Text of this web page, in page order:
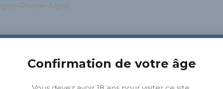
Rhône-Alpes
CLAIR / LA BRESSANE
Confirmation de votre âge